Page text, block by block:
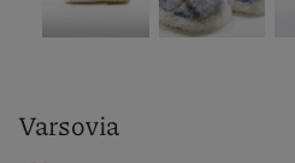
Varsovia